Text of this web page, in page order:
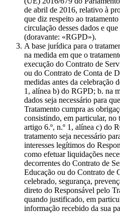
de abril de 2016, relativo à
que diz respeito ao
circulação desses dados e
(doravante: «RGPD»).
A base jurídica para o
na medida em que o
execução do Contrato de
ou do Contrato de Conta de
medidas antes da celebração
1, alínea b) do RGPD; b. na
dados seja necessário para
Tratamento cumpra as
consistindo, em particular,
artigo 6.º, n.º 1, alínea c) do
tratamento seja necessário
interesses legítimos do
como efetuar liquidações
decorrentes do Contrato de
Educação ou do Contrato de
celebrado, segurança,
direto do Responsável pelo
quando justificado, em
informação recebido da sua